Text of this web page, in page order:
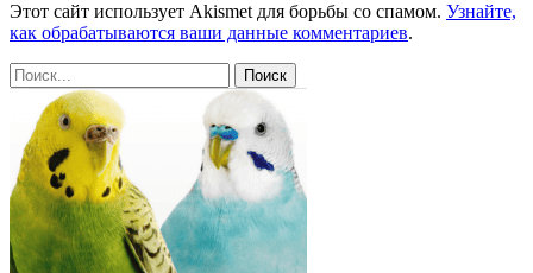
Этот сайт использует Akismet для борьбы со спамом. Узнайте,
как обрабатываются ваши данные комментариев.